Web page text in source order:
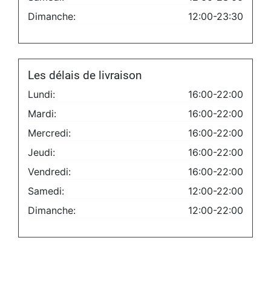
Dimanche:
12:00-23:30
Les délais de livraison
Lundi:
16:00-22:00
Mardi:
16:00-22:00
Mercredi:
16:00-22:00
Jeudi:
16:00-22:00
Vendredi:
16:00-22:00
Samedi:
12:00-22:00
Dimanche:
12:00-22:00